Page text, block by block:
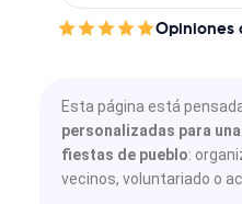
Opiniones
Esta página está
personalizadas para
fiestas de pueblo:
vecinos, voluntariado o